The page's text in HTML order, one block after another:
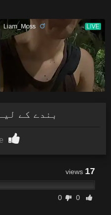
بندے کے
17
0
0